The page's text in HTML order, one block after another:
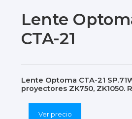
Lente
CTA-21
Lente Optoma CTA-21
proyectores ZK750, ZK1050.
Ver precio